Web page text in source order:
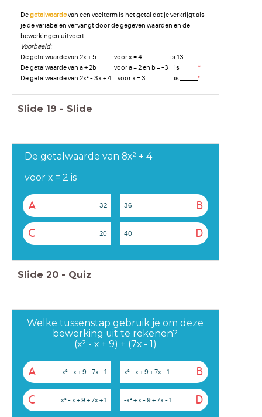
Degetalwaardevan een veelterm is het getal dat je verkrijgt als
je de variabelen vervangt door de gegeven waarden en de
bewerkingen uitvoert.
Voorbeeld:
De getalwaarde van 2x + 5 voor x = 4 is 13
De getalwaarde van a + 2b voor a = 2 en b = -3 is ______ *
De getalwaarde van 2x² - 3x + 4 voor x = 3 is ______ *
Slide 19 - Slide
De getalwaarde van 8x² + 4
voor x = 2 is
A 32 B
36
C 20 D
40
Slide 20 - Quiz
Welke tussenstap gebruik je om deze
bewerking uit te rekenen?
(x² - x + 9) + (7x - 1)
A x² - x + 9 - 7x - 1 B
x² - x + 9 + 7x - 1
C x² - x + 9 + 7x + 1 D
-x² + x - 9 + 7x - 1